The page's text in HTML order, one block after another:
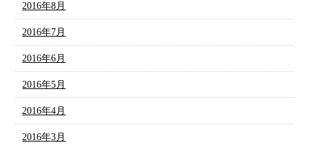
2016年8月
2016年7月
2016年6月
2016年5月
2016年4月
2016年3月